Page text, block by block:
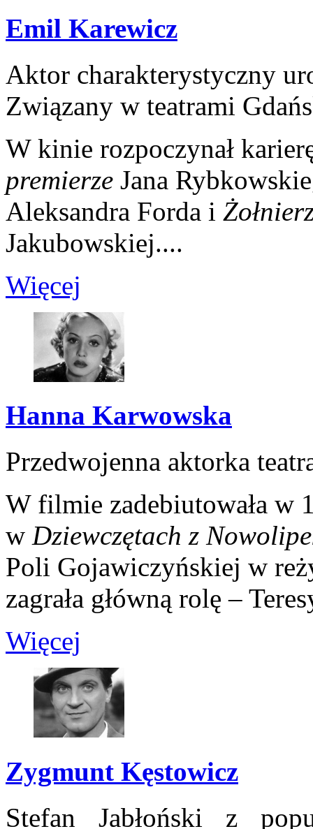
Emil Karewicz
Aktor charakterystyczny
Związany w teatrami
W kinie rozpoczynał
premierze Jana
Aleksandra Forda i
Jakubowskiej....
Więcej
Hanna Karwowska
Przedwojenna aktorka
W filmie zadebiutowała
w Dziewczętach z
Poli Gojawiczyńskiej w
zagrała główną rolę –
Więcej
Zygmunt Kęstowicz
Stefan Jabłoński z